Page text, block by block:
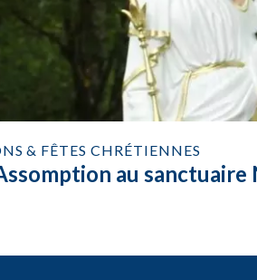
& FÊTES CHRÉTIENNES
au